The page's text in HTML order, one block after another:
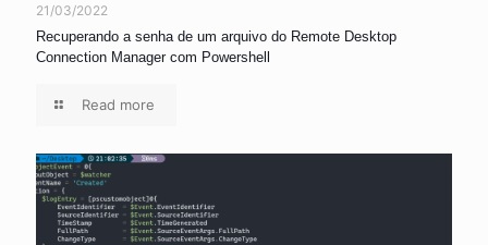
21/03/2022
Recuperando a senha de um arquivo do Remote Desktop
Connection Manager com Powershell
Read more